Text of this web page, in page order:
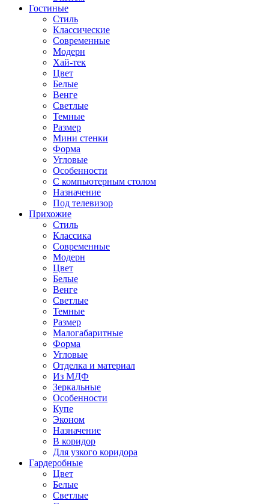
Гостиные
Стиль
Классические
Современные
Модерн
Хай-тек
Цвет
Белые
Венге
Светлые
Темные
Размер
Мини стенки
Форма
Угловые
Особенности
С компьютерным столом
Назначение
Под телевизор
Прихожие
Стиль
Классика
Современные
Модерн
Цвет
Белые
Венге
Светлые
Темные
Размер
Малогабаритные
Форма
Угловые
Отделка и материал
Из МДФ
Зеркальные
Особенности
Купе
Эконом
Назначение
В коридор
Для узкого коридора
Гардеробные
Цвет
Белые
Светлые